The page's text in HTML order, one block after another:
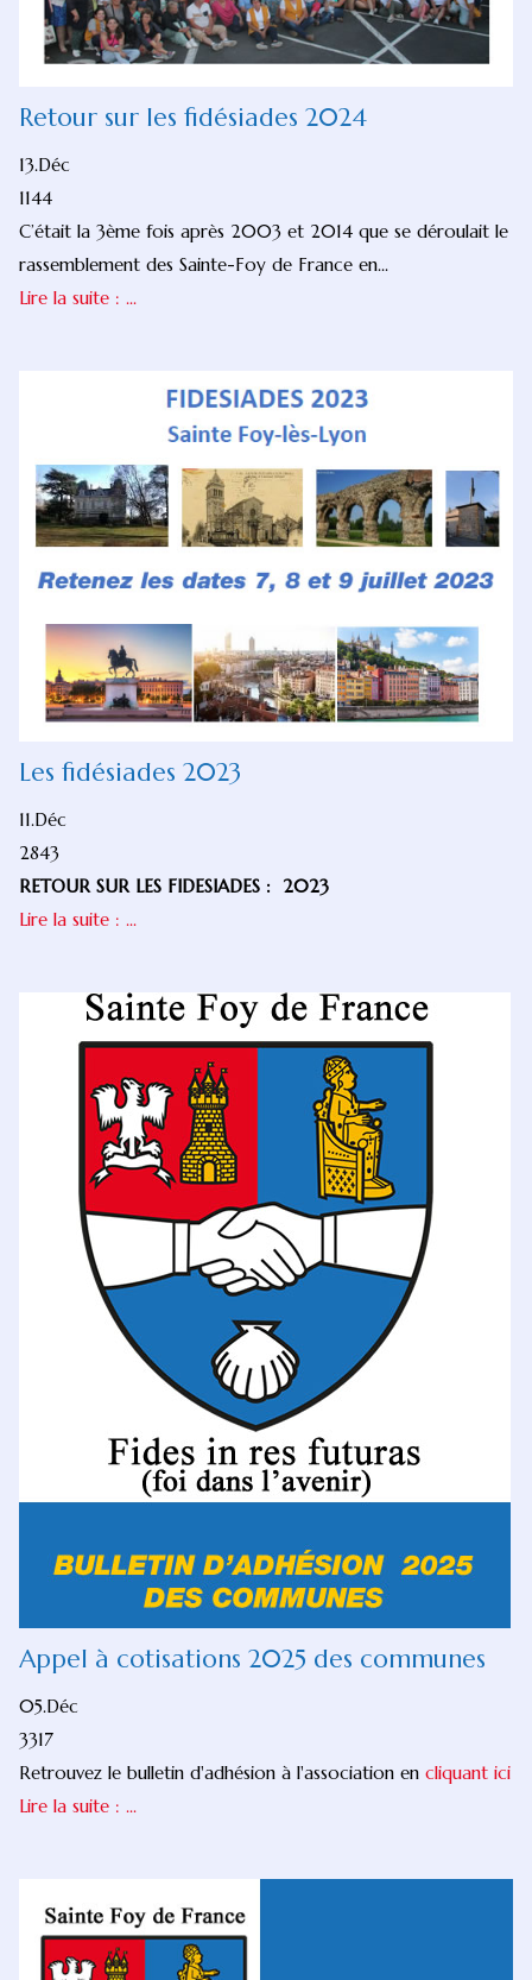
Retour sur les fidésiades 2024
13.Déc
1144
C’était la 3ème fois après 2003 et 2014 que se déroulait le
rassemblement des Sainte-Foy de France en...
Lire la suite : ...
Les fidésiades 2023
11.Déc
2843
RETOUR SUR LES FIDESIADES : 2023
Lire la suite : ...
Appel à cotisations 2025 des communes
05.Déc
3317
Retrouvez le bulletin d'adhésion à l'association encliquant ici
Lire la suite : ...